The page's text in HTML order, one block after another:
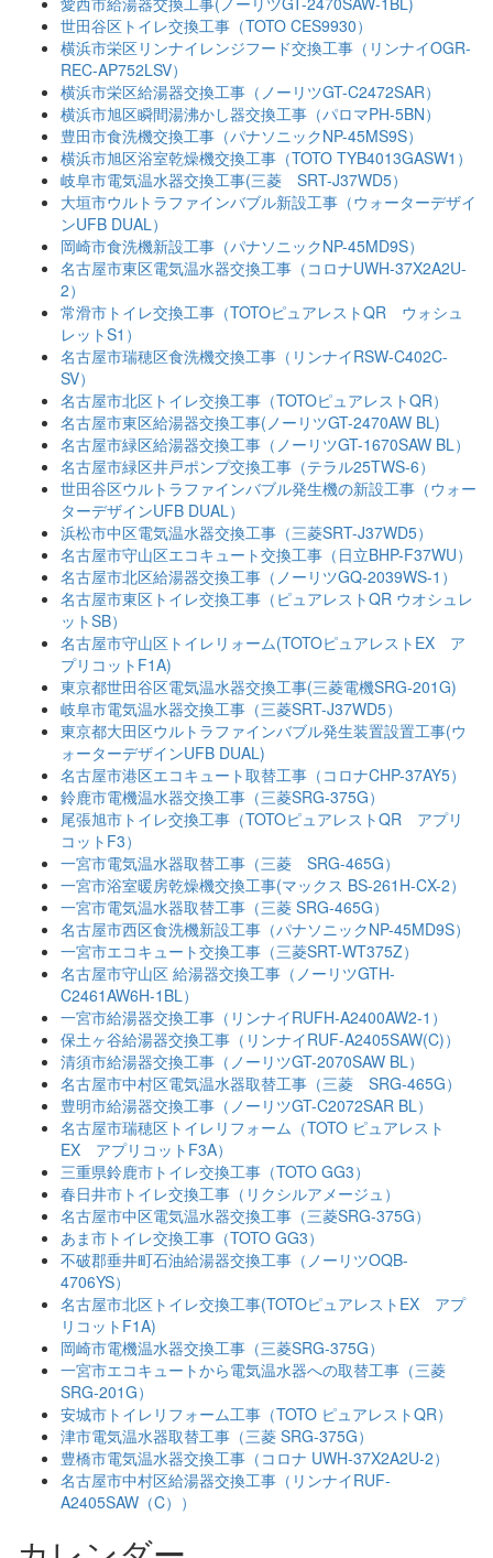
世田谷区トイレ交換工事（TOTO CES9930）
横浜市栄区リンナイレンジフード交換工事（リンナイOGR-
REC-AP752LSV）
横浜市栄区給湯器交換工事（ノーリツGT-C2472SAR）
横浜市旭区瞬間湯沸かし器交換工事（パロマPH-5BN）
豊田市食洗機交換工事（パナソニックNP-45MS9S）
横浜市旭区浴室乾燥機交換工事（TOTO TYB4013GASW1）
岐阜市電気温水器交換工事(三菱 SRT-J37WD5）
大垣市ウルトラファインバブル新設工事（ウォーターデザイ
ンUFB DUAL）
岡崎市食洗機新設工事（パナソニックNP-45MD9S）
名古屋市東区電気温水器交換工事（コロナUWH-37X2A2U-
2）
常滑市トイレ交換工事（TOTOピュアレストQR ウォシュ
レットS1）
名古屋市瑞穂区食洗機交換工事（リンナイRSW-C402C-
SV）
名古屋市北区トイレ交換工事（TOTOピュアレストQR）
名古屋市東区給湯器交換工事(ノーリツGT-2470AW BL)
名古屋市緑区給湯器交換工事（ノーリツGT-1670SAW BL）
名古屋市緑区井戸ポンプ交換工事（テラル25TWS-6）
世田谷区ウルトラファインバブル発生機の新設工事（ウォー
ターデザインUFB DUAL）
浜松市中区電気温水器交換工事（三菱SRT-J37WD5）
名古屋市守山区エコキュート交換工事（日立BHP-F37WU）
名古屋市北区給湯器交換工事（ノーリツGQ-2039WS-1）
名古屋市東区トイレ交換工事（ピュアレストQR ウオシュレ
ットSB）
名古屋市守山区トイレリォーム(TOTOピュアレストEX ア
プリコットF1A)
東京都世田谷区電気温水器交換工事(三菱電機SRG-201G)
岐阜市電気温水器交換工事（三菱SRT-J37WD5）
東京都大田区ウルトラファインバブル発生装置設置工事(ウ
ォーターデザインUFB DUAL)
名古屋市港区エコキュート取替工事（コロナCHP-37AY5）
鈴鹿市電機温水器交換工事（三菱SRG-375G）
尾張旭市トイレ交換工事（TOTOピュアレストQR アプリ
コットF3）
一宮市電気温水器取替工事（三菱 SRG-465G）
一宮市浴室暖房乾燥機交換工事(マックス BS-261H-CX-2）
一宮市電気温水器取替工事（三菱 SRG-465G）
名古屋市西区食洗機新設工事（パナソニックNP-45MD9S）
一宮市エコキュート交換工事（三菱SRT-WT375Z）
名古屋市守山区 給湯器交換工事（ノーリツGTH-
C2461AW6H-1BL）
一宮市給湯器交換工事（リンナイRUFH-A2400AW2-1）
保土ヶ谷給湯器交換工事（リンナイRUF-A2405SAW(C)）
清須市給湯器交換工事（ノーリツGT-2070SAW BL）
名古屋市中村区電気温水器取替工事（三菱 SRG-465G）
豊明市給湯器交換工事（ノーリツGT-C2072SAR BL）
名古屋市瑞穂区トイレリフォーム（TOTO ピュアレスト
EX アプリコットF3A）
三重県鈴鹿市トイレ交換工事（TOTO GG3）
春日井市トイレ交換工事（リクシルアメージュ）
名古屋市中区電気温水器交換工事（三菱SRG-375G）
あま市トイレ交換工事（TOTO GG3）
不破郡垂井町石油給湯器交換工事（ノーリツOQB-
4706YS）
名古屋市北区トイレ交換工事(TOTOピュアレストEX アプ
リコットF1A)
岡崎市電機温水器交換工事（三菱SRG-375G）
一宮市エコキュートから電気温水器への取替工事（三菱
SRG-201G）
安城市トイレリフォーム工事（TOTO ピュアレストQR）
津市電気温水器取替工事（三菱 SRG-375G）
豊橋市電気温水器交換工事（コロナ UWH-37X2A2U-2）
名古屋市中村区給湯器交換工事（リンナイRUF-
A2405SAW（C））